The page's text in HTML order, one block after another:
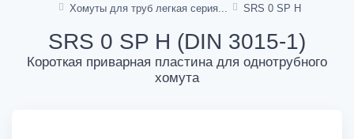
Хомуты для труб легкая серия
SRS 0 SP H
SRS 0 SP H (DIN 3015-1)
Короткая приварная пластина для однотрубного
хомута